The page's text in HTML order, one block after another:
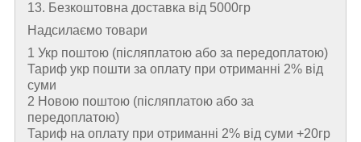
13. Безкоштовна доставка від 5000гр
Надсилаємо товари
1 Укр поштою (пiсляплатою або за передоплатою)
Тариф укр пошти за оплату при отриманні 2% від
суми
2 Новою поштою (пiсляплатою або за
передоплатою)
Тариф на оплату при отриманні 2% від суми +20гр